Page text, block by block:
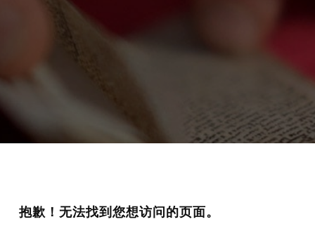
抱歉！无法找到您想访问的页面。